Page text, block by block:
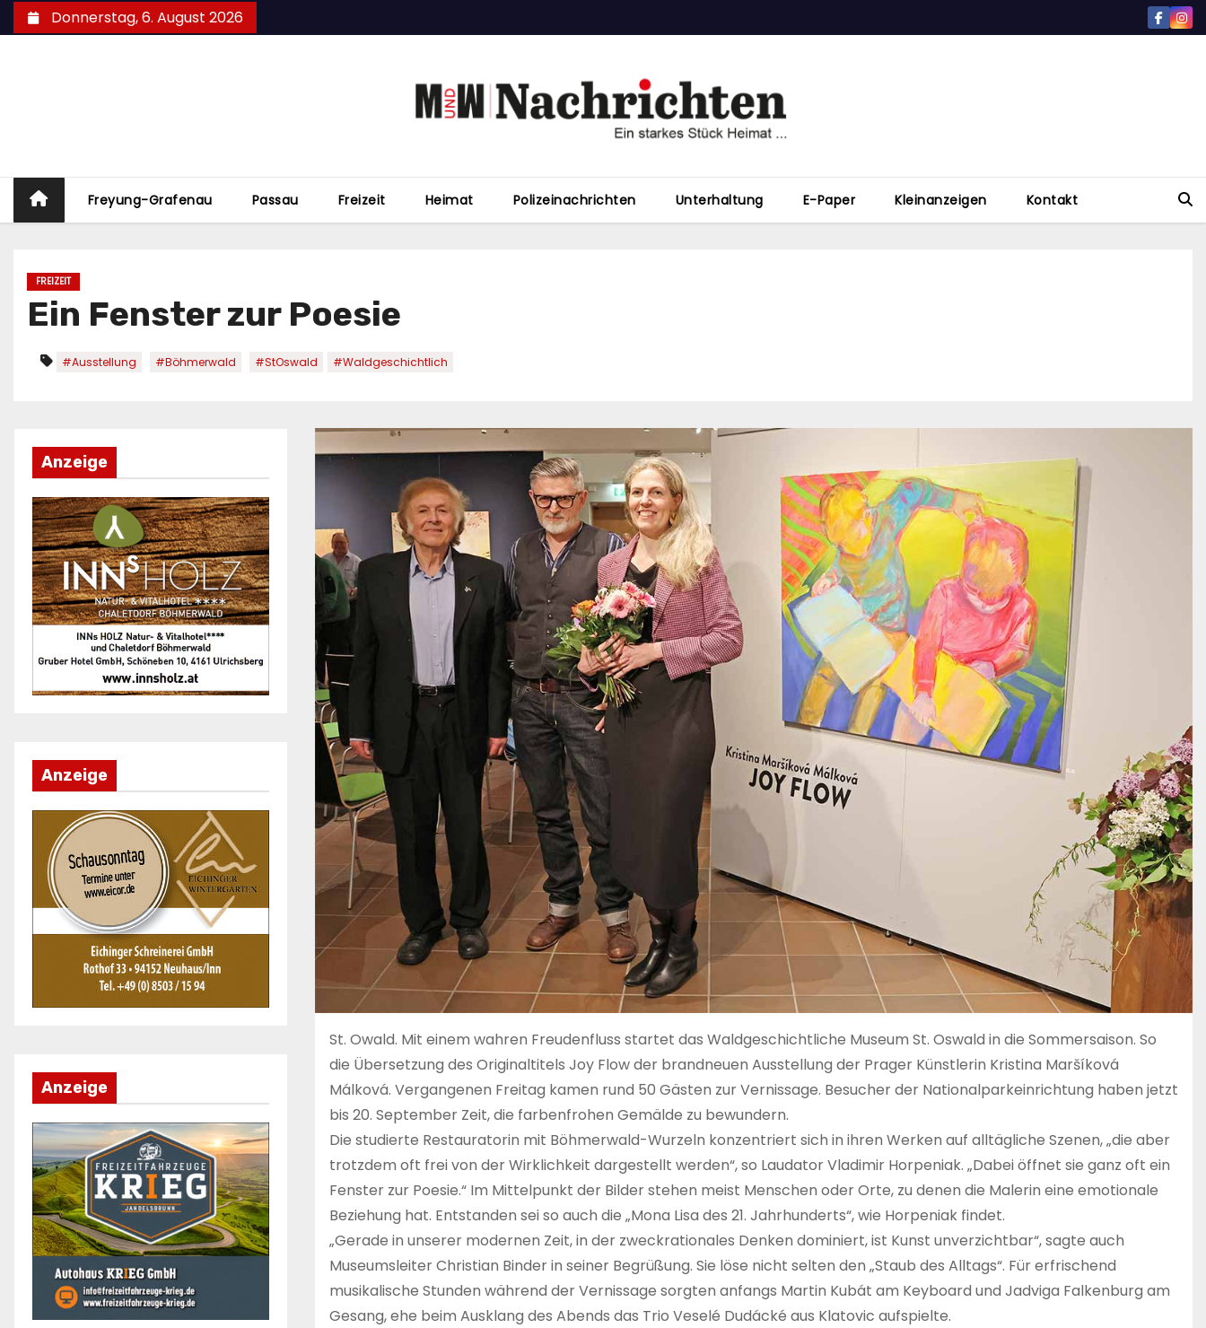
Zum
Inhalt
Donnerstag, 6. August 2026
Freyung-Grafenau Passau Freizeit Heimat Polizeinachrichten Unterhaltung E-Paper Kleinanzeigen Kontakt
FREIZEIT
Ein Fenster zur Poesie
#Ausstellung #Böhmerwald #StOswald #Waldgeschichtlich
Anzeige
Anzeige
Anzeige
St. Owald. Mit einem wahren Freudenfluss startet das Waldgeschichtliche Museum St. Oswald in die Sommersaison. So
die Übersetzung des Originaltitels Joy Flow der brandneuen Ausstellung der Prager Künstlerin Kristina Maršíková
Málková. Vergangenen Freitag kamen rund 50 Gästen zur Vernissage. Besucher der Nationalparkeinrichtung haben jetzt
bis 20. September Zeit, die farbenfrohen Gemälde zu bewundern.
Die studierte Restauratorin mit Böhmerwald-Wurzeln konzentriert sich in ihren Werken auf alltägliche Szenen, „die aber
trotzdem oft frei von der Wirklichkeit dargestellt werden“, so Laudator Vladimir Horpeniak. „Dabei öffnet sie ganz oft ein
Fenster zur Poesie.“ Im Mittelpunkt der Bilder stehen meist Menschen oder Orte, zu denen die Malerin eine emotionale
Beziehung hat. Entstanden sei so auch die „Mona Lisa des 21. Jahrhunderts“, wie Horpeniak findet.
„Gerade in unserer modernen Zeit, in der zweckrationales Denken dominiert, ist Kunst unverzichtbar“, sagte auch
Museumsleiter Christian Binder in seiner Begrüßung. Sie löse nicht selten den „Staub des Alltags“. Für erfrischend
musikalische Stunden während der Vernissage sorgten anfangs Martin Kubát am Keyboard und Jadviga Falkenburg am
Gesang, ehe beim Ausklang des Abends das Trio Veselé Dudácké aus Klatovic aufspielte.